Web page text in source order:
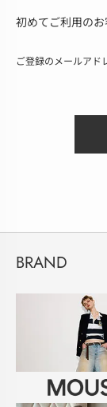
初めてご利用の
ご登録のメールアド
BRAND